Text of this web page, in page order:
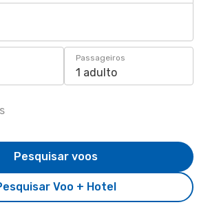
Passageiros
1 adulto
Voo + Hotel
Pesquisar voos